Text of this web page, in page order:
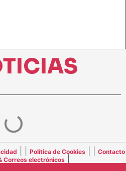
Política de Cookies Contacto
Correos electrónicos|